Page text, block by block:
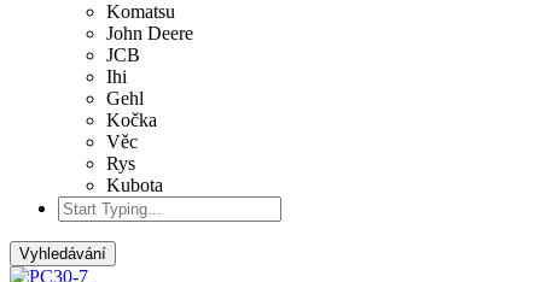
Komatsu
John Deere
JCB
Ihi
Gehl
Kočka
Věc
Rys
Kubota
Vyhledávání